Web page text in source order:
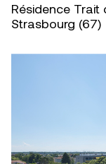
Résidence Trait
Strasbourg (67)